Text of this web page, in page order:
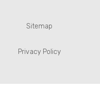
Sitemap
Privacy Policy